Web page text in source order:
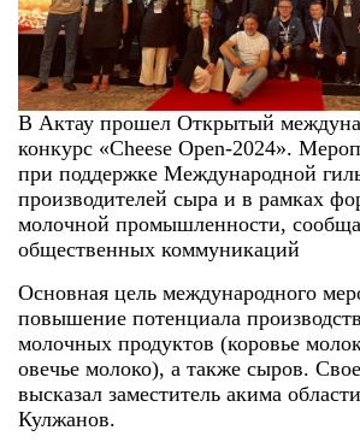
В Актау прошел Открытый
конкурс «Cheese Open-2024».
при поддержке Международной
производителей сыра и в рамках
молочной промышленности,
общественных коммуникаций
Основная цель международного
повышение потенциала
молочных продуктов (коровье
овечье молоко), а также сыров.
высказал заместитель акима
Кулжанов.